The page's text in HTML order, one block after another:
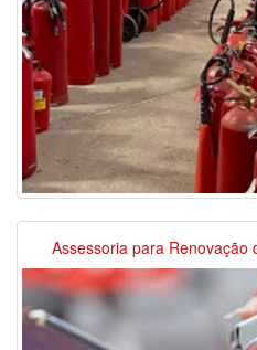
Assessoria para Renovação